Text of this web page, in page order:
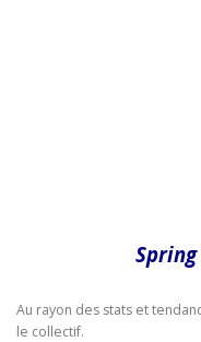
Au rayon des stats et
le collectif.